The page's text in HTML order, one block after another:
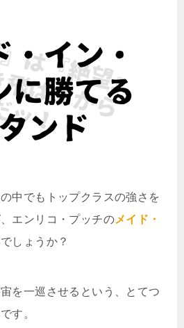
中でもトップクラスの強さを
エンリコ・プッチのメイド・
しょうか？
を一巡させるという、とてつ
す。